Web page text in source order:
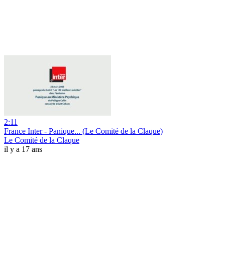
2:11
France Inter - Panique... (Le Comité de la Claque)
Le Comité de la Claque
il y a 17 ans